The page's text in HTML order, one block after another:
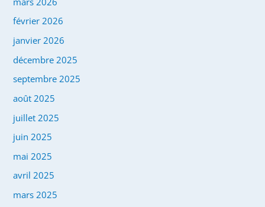
février 2026
janvier 2026
décembre 2025
septembre 2025
août 2025
juillet 2025
juin 2025
mai 2025
avril 2025
mars 2025